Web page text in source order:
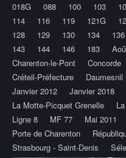
018G
088 100 103
114
116 119 121G
128
129 130 134 136
143
144 146 183
Charenton-le-Pont
Concorde
Créteil-Préfecture
Daumesnil
Janvier 2012
Janvier 2018
La Motte-Picquet Grenelle
Ligne 8
MF 77 Mai 2011
Porte de Charenton
Strasbourg - Saint-Denis